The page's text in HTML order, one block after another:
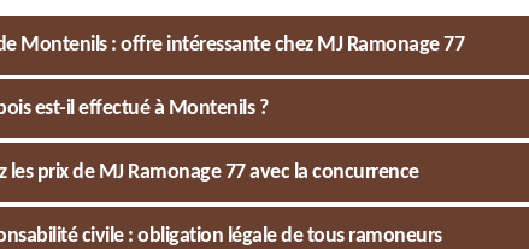
Montenils : offre intéressante chez MJ Ramonage 77
est-il effectué à Montenils ?
prix de MJ Ramonage 77 avec la concurrence
civile : obligation légale de tous ramoneurs